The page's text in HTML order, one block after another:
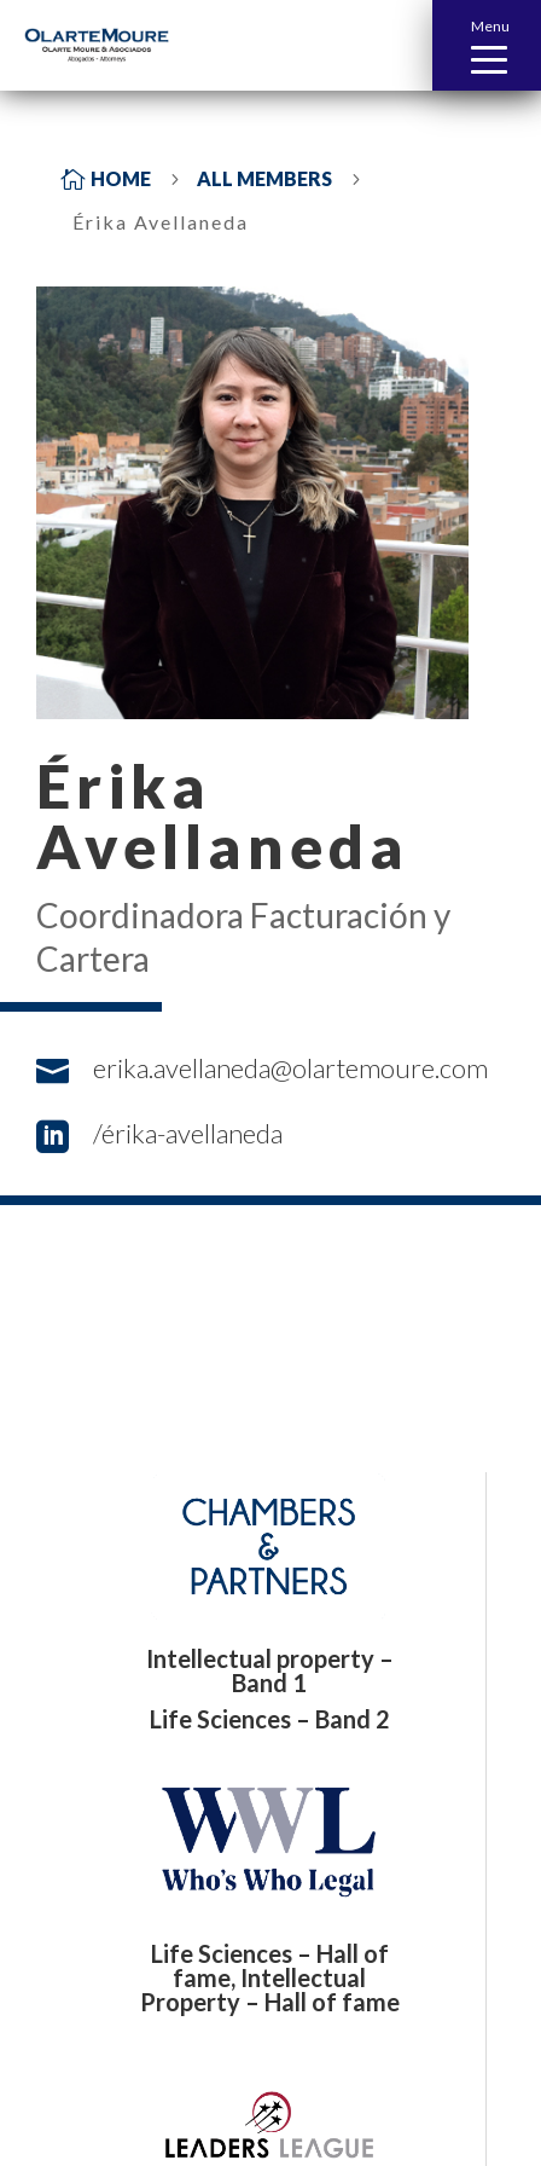
Menu
 HOME 5 ALL MEMBERS 5
Érika Avellaneda
Érika
Avellaneda
Coordinadora Facturación y
Cartera
 erika.avellaneda@olartemoure.com
 /érika-avellaneda
Intellectual property –
Band 1
Life Sciences – Band 2
Life Sciences – Hall of
fame, Intellectual
Property – Hall of fame